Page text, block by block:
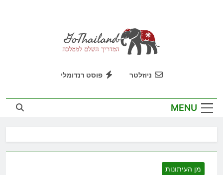
GoThailand
המדריך השלם לממלכה
ניוזלטר פוסט רנדומלי
MENU
מן העיתונות